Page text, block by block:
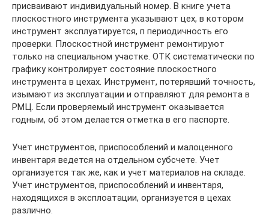
присваивают индивидуальный номер. В книге учета
плоскостного инструмента указывают цех, в котором
инструмент эксплуатируется, п периодичность его
проверки. Плоскостной инструмент ремонтируют
только на специальном участке. ОТК систематически по
графику контролирует состояние плоскостного
инструмента в цехах. Инструмент, потерявший точность,
изымают из эксплуатации и отправляют для ремонта в
РМЦ. Если проверяемый инструмент оказывается
годным, об этом делается отметка в его паспорте.
Учет инструментов, приспособлений и малоценного
инвентаря ведется на отдельном субсчете. Учет
организуется так же, как и учет материалов на складе.
Учет инструментов, приспособлений и инвентаря,
находящихся в эксплоатации, организуется в цехах
различно.